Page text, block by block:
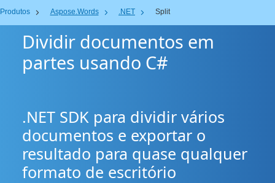
Produtos Aspose.Words .NET Split
Dividir documentos em
partes usando C#
.NET SDK para dividir vários
documentos e exportar o
resultado para quase qualquer
formato de escritório